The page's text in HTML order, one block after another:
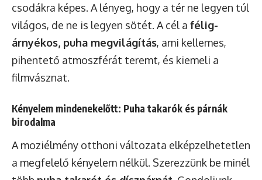
csodákra képes. A lényeg, hogy a tér ne legyen túl
világos, de ne is legyen sötét. A cél a félig-
árnyékos, puha megvilágítás, ami kellemes,
pihentető atmoszférát teremt, és kiemeli a
filmvásznat.
Kényelem mindenekelőtt: Puha takarók és párnák
birodalma
A moziélmény otthoni változata elképzelhetetlen
a megfelelő kényelem nélkül. Szerezzünk be minél